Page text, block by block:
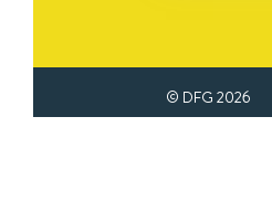
© DFG 2026